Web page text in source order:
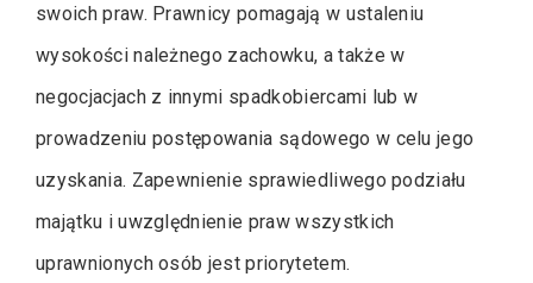
swoich praw. Prawnicy pomagają w ustaleniu
wysokości należnego zachowku, a także w
negocjacjach z innymi spadkobiercami lub w
prowadzeniu postępowania sądowego w celu jego
uzyskania. Zapewnienie sprawiedliwego podziału
majątku i uwzględnienie praw wszystkich
uprawnionych osób jest priorytetem.